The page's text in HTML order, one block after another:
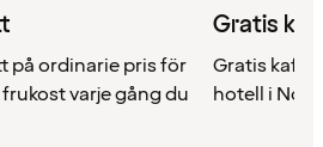
på ordinarie pris för
varje gång du
Gratis
Gratis kaffe
hotell i